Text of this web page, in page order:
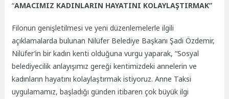
“AMACIMIZ KADINLARIN HAYATINI KOLAYLAŞTIRMAK”
Filonun genişletilmesi ve yeni düzenlemelerle ilgili
açıklamalarda bulunan Nilüfer Belediye Başkanı Şadi Özdemir,
Nilüfer’in bir kadın kenti olduğuna vurgu yaparak, “Sosyal
belediyecilik anlayışımız gereği kentimizdeki annelerin ve
kadınların hayatını kolaylaştırmak istiyoruz. Anne Taksi
uygulamamız, başladığı günden itibaren çok büyük ilgi